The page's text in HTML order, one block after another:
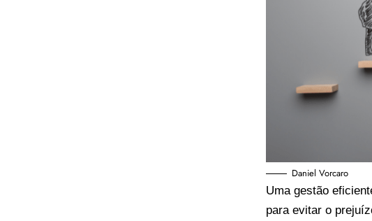
Daniel Vorcaro
Uma gestão
para evitar o